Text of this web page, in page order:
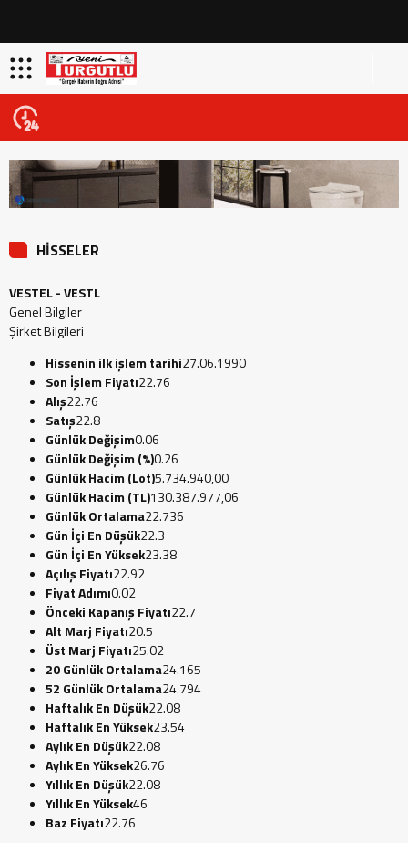
HİSSELER
VESTEL - VESTL
Genel Bilgiler
Şirket Bilgileri
Hissenin ilk işlem tarihi27.06.1990
Son İşlem Fiyatı22.76
Alış22.76
Satış22.8
Günlük Değişim0.06
Günlük Değişim (%)0.26
Günlük Hacim (Lot)5.734.940,00
Günlük Hacim (TL)130.387.977,06
Günlük Ortalama22.736
Gün İçi En Düşük22.3
Gün İçi En Yüksek23.38
Açılış Fiyatı22.92
Fiyat Adımı0.02
Önceki Kapanış Fiyatı22.7
Alt Marj Fiyatı20.5
Üst Marj Fiyatı25.02
20 Günlük Ortalama24.165
52 Günlük Ortalama24.794
Haftalık En Düşük22.08
Haftalık En Yüksek23.54
Aylık En Düşük22.08
Aylık En Yüksek26.76
Yıllık En Düşük22.08
Yıllık En Yüksek46
Baz Fiyatı22.76